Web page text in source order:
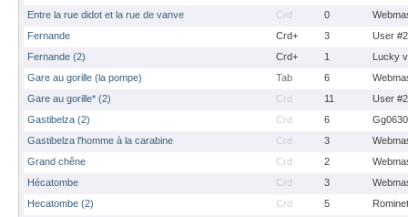
Entre la rue didot et la rue de vanve
Crd 0
Fernande
Crd+ 3
User
Fernande (2)
Crd+ 1
Lucky
Gare au gorille (la pompe)
Tab 6
Gare au gorille* (2)
Crd 11
User
Gastibelza (2)
Crd 6
Gastibelza l'homme à la carabine
Crd 3
Grand chêne
Crd 2
Hécatombe
Crd 3
Hecatombe (2)
Crd 5
Rominet